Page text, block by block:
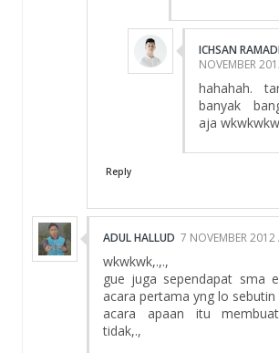
ICHSAN
NOVEMBER
hahahah.
banyak
aja
Reply
ADUL HALLUD 7 NOVEMBER
wkwkwk,.,.,
gue juga sependapat sma
acara pertama yng lo sebutin
acara apaan itu
tidak,.,